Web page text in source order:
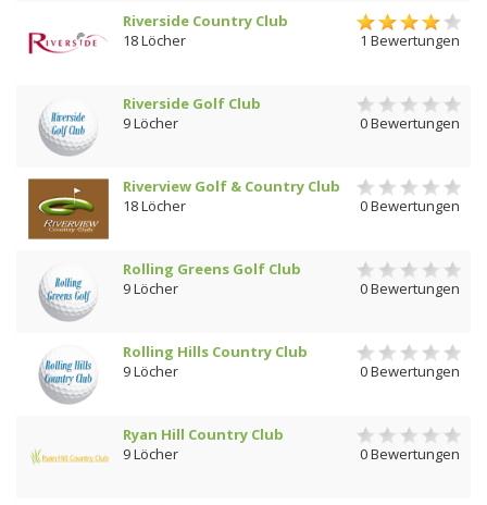
Riverside Country Club
18 Löcher
1 Bewertungen
Riverside Golf Club
9 Löcher
0 Bewertungen
Riverview Golf & Country Club
18 Löcher
0 Bewertungen
Rolling Greens Golf Club
9 Löcher
0 Bewertungen
Rolling Hills Country Club
9 Löcher
0 Bewertungen
Ryan Hill Country Club
9 Löcher
0 Bewertungen